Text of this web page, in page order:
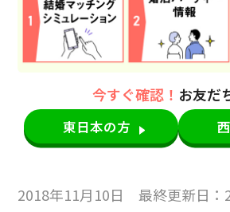
今すぐ確認！ お友だ
東日本の方
2018年11月10日 最終更新日：